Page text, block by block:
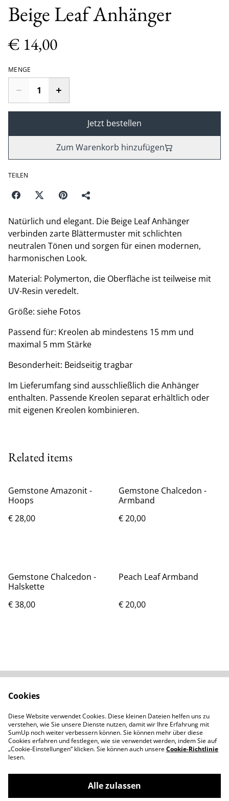
Beige Leaf Anhänger
€ 14,00
MENGE
Jetzt bestellen
Zum Warenkorb hinzufügen
TEILEN
Natürlich und elegant. Die Beige Leaf Anhänger
verbinden zarte Blättermuster mit schlichten
neutralen Tönen und sorgen für einen modernen,
harmonischen Look.
Material: Polymerton, die Oberfläche ist teilweise mit
UV-Resin veredelt.
Größe: siehe Fotos
Passend für: Kreolen ab mindestens 15 mm und
maximal 5 mm Stärke
Besonderheit: Beidseitig tragbar
Im Lieferumfang sind ausschließlich die Anhänger
enthalten. Passende Kreolen separat erhältlich oder
mit eigenen Kreolen kombinieren.
Related items
Gemstone Amazonit -
Hoops
€ 28,00
Gemstone Chalcedon -
Armband
€ 20,00
Gemstone Chalcedon -
Halskette
€ 38,00
Peach Leaf Armband
€ 20,00
Kontaktieren Sie uns
Datenschutzbestimm
ungen von SumUp
Cookie-Richtlinie
Cookies
Diese Website verwendet Cookies. Diese kleinen Dateien helfen uns zu
verstehen, wie Sie unsere Dienste nutzen, damit wir Ihre Erfahrung mit
SumUp noch weiter verbessern können. Sie können mehr über diese
Cookies erfahren und festlegen, wie sie verwendet werden, indem Sie auf
„Cookie-Einstellungen“ klicken. Sie können auch unsereCookie-Richtlinie
lesen.
Alle zulassen